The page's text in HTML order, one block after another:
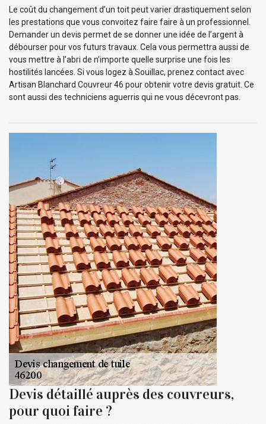
Le coût du changement d’un toit peut varier drastiquement selon
les prestations que vous convoitez faire faire à un professionnel.
Demander un devis permet de se donner une idée de l’argent à
débourser pour vos futurs travaux. Cela vous permettra aussi de
vous mettre à l’abri de n’importe quelle surprise une fois les
hostilités lancées. Si vous logez à Souillac, prenez contact avec
Artisan Blanchard Couvreur 46 pour obtenir votre devis gratuit. Ce
sont aussi des techniciens aguerris qui ne vous décevront pas.
Devis détaillé auprès des couvreurs,
pour quoi faire ?